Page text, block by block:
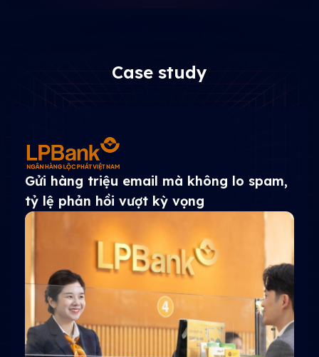
Case study
Tăng 230% hiệu quả email
marketing vận hành 16 chiến dịch tự
động trong 6 tháng